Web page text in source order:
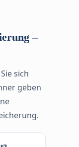
–
sich
geben